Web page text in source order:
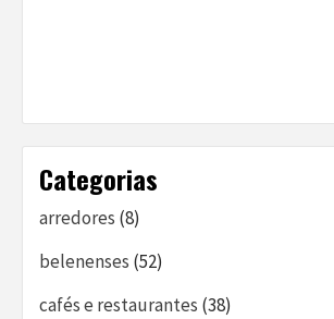
Categorias
arredores (8)
belenenses (52)
cafés e restaurantes (38)